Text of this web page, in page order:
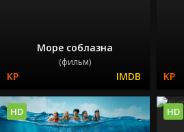
Море соблазна
(фильм)
HD HD